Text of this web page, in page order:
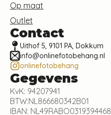
Op maat
Outlet
Contact
Uithof 5, 9101 PA, Dokkum
info@onlinefotobehang.nl
onlinefotobehang
Gegevens
KvK: 94207941
BTW:NL866680342B01
IBAN: NL49RABO0319394468